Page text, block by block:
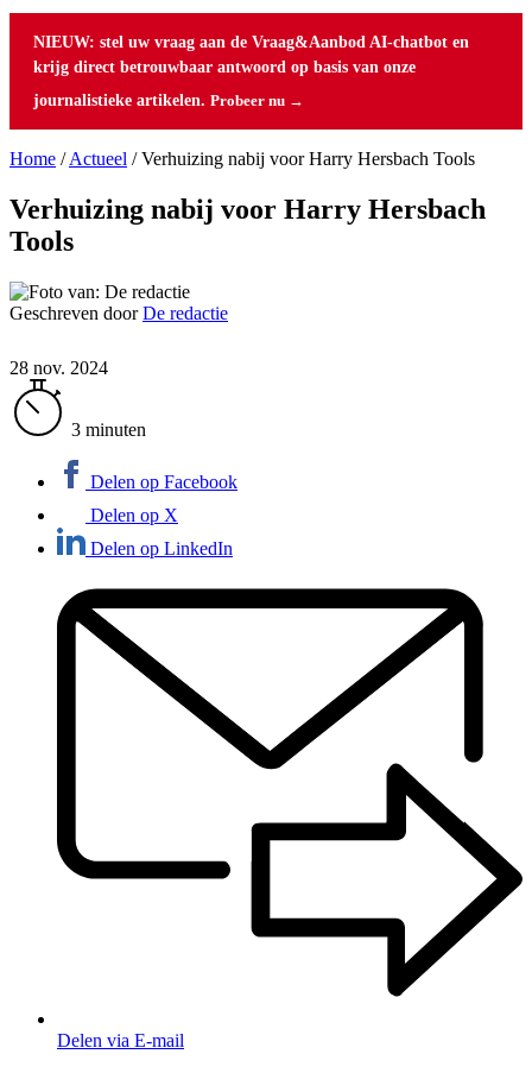
NIEUW: stel uw vraag aan de Vraag&Aanbod AI-chatbot en
krijg direct betrouwbaar antwoord op basis van onze
journalistieke artikelen. Probeer nu →
Home /Actueel /Verhuizing nabij voor Harry Hersbach Tools
Verhuizing nabij voor Harry Hersbach
Tools
Geschreven doorDe redactie
28 nov. 2024
3 minuten
Delen op Facebook
Delen op X
Delen op LinkedIn
Delen via E-mail